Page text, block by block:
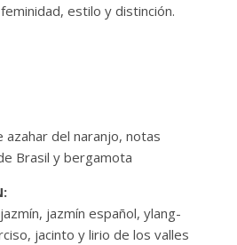
estilo y distinción.
azahar del naranjo, notas
Brasil y bergamota
jazmín español, ylang-
jacinto y lirio de los valles